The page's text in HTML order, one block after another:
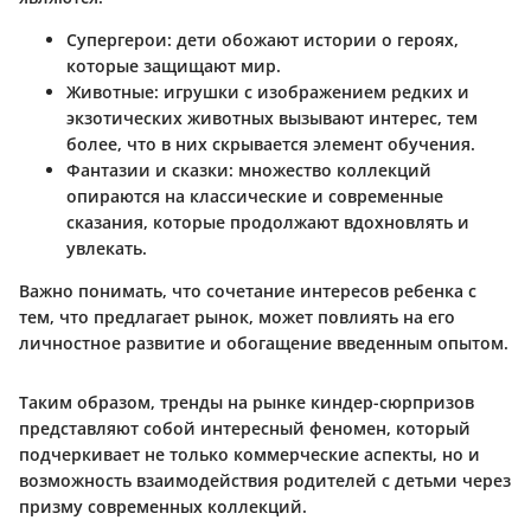
Супергерои: дети обожают истории о героях,
которые защищают мир.
Животные: игрушки с изображением редких и
экзотических животных вызывают интерес, тем
более, что в них скрывается элемент обучения.
Фантазии и сказки: множество коллекций
опираются на классические и современные
сказания, которые продолжают вдохновлять и
увлекать.
Важно понимать, что сочетание интересов ребенка с
тем, что предлагает рынок, может повлиять на его
личностное развитие и обогащение введенным опытом.
Таким образом, тренды на рынке киндер-сюрпризов
представляют собой интересный феномен, который
подчеркивает не только коммерческие аспекты, но и
возможность взаимодействия родителей с детьми через
призму современных коллекций.